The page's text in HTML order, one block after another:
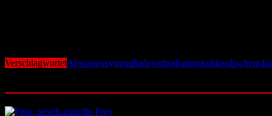
VerschlagwortetAbwassersystemBadeverbotEnterokokken